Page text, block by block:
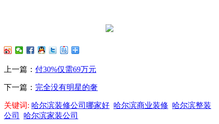
上一篇： 付30%仅需69万元
下一篇： 完全没有明星的奢
关键词: 哈尔滨装修公司哪家好 哈尔滨商业装修 哈尔滨整装
公司
哈尔滨家装公司